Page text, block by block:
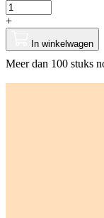
+
In winkelwagen
Meer dan 100 stuks